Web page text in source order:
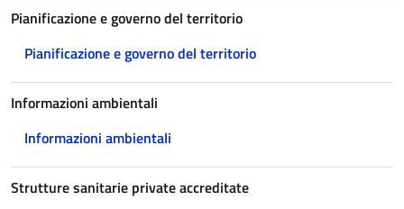
Pianificazione e governo del territorio
Pianificazione e governo del territorio
Informazioni ambientali
Informazioni ambientali
Strutture sanitarie private accreditate